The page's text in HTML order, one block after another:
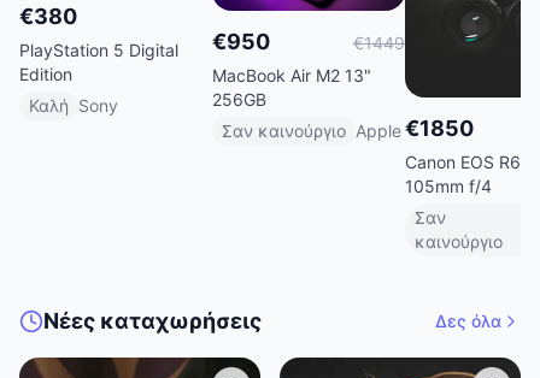
€380
PlayStation 5 Digital
Edition
Καλή Sony
€950 €1449
MacBook Air M2 13"
256GB
Σαν καινούργιο Apple€1850
Canon EOS R6
105mm f/4
Σαν
καινούργιο
Νέες καταχωρήσεις Δες όλα